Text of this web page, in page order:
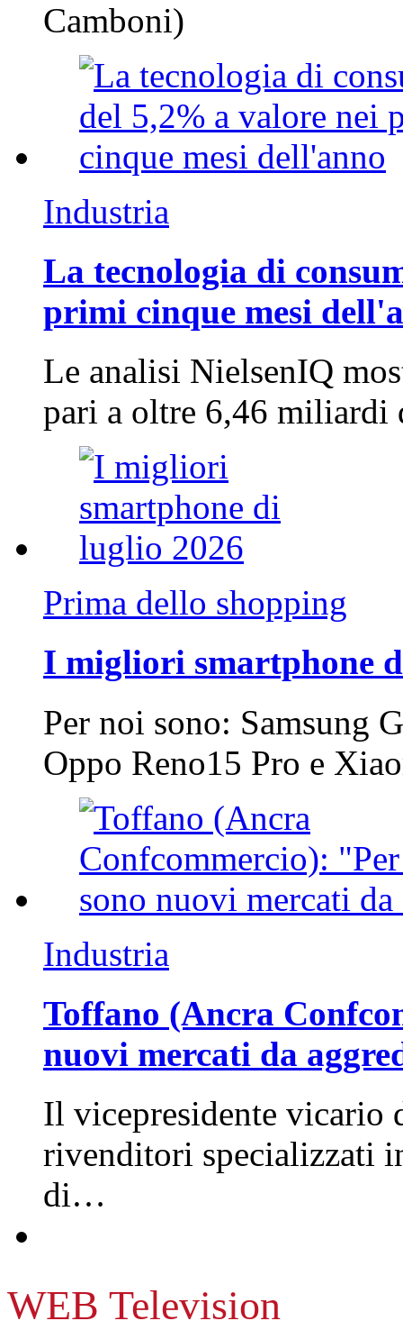
Camboni)
Industria
La tecnologia di
primi cinque mesi
Le analisi NielsenIQ
pari a oltre 6,46
Prima dello shopping
I migliori smartphone
Per noi sono: Samsung
Oppo Reno15 Pro e
Industria
Toffano (Ancra
nuovi mercati da
Il vicepresidente vicario
rivenditori specializzati
di…
WEB Television